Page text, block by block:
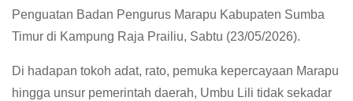
Penguatan Badan Pengurus Marapu Kabupaten Sumba
Timur di Kampung Raja Prailiu, Sabtu (23/05/2026).
Di hadapan tokoh adat, rato, pemuka kepercayaan Marapu
hingga unsur pemerintah daerah, Umbu Lili tidak sekadar